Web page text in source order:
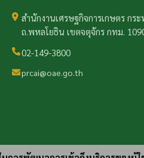
สำนักงานเศรษฐกิจการเกษตร กร
ถ.พหลโยธิน เขตจตุจักร กทม.
02-149-3800
prcai@oae.go.th